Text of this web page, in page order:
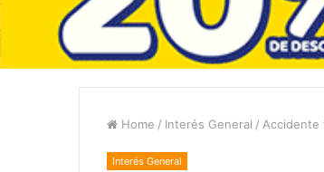
Home / Interés General / Accidente
Interés General